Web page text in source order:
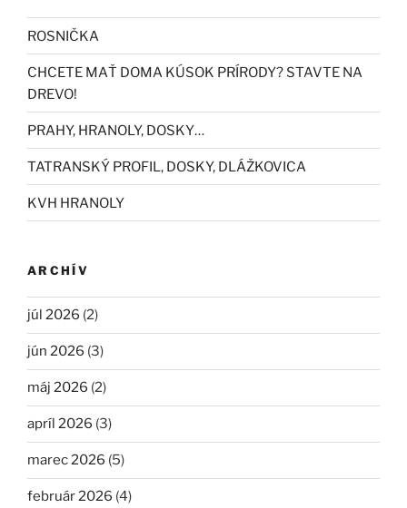
ROSNIČKA
CHCETE MAŤ DOMA KÚSOK PRÍRODY? STAVTE NA
DREVO!
PRAHY, HRANOLY, DOSKY…
TATRANSKÝ PROFIL, DOSKY, DLÁŽKOVICA
KVH HRANOLY
ARCHÍV
júl 2026 (2)
jún 2026 (3)
máj 2026 (2)
apríl 2026 (3)
marec 2026 (5)
február 2026 (4)